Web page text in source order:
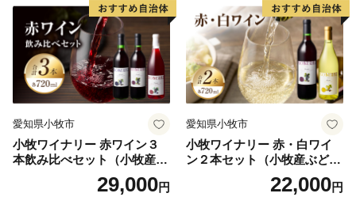
と「人づくり」を進めるものであります。
今後も余市町では、上記事業を取り進めてまいりたい
と考えておりますので、ご支援を賜りますようお願い申
し上げます。
入金確認後、注文内容確認画面の【注文者情報】に記載
の住所へ申込完了日から2週間程度で返礼品とは別に発
愛知県小牧市
小牧ワイナリー 赤ワイン３
本飲み比べセット（小牧産ぶ
どう100％使用）29,000円
愛知県小牧市
小牧ワイナリー 赤・白ワイ
ン２本セット（小牧産ぶどう
22,000円